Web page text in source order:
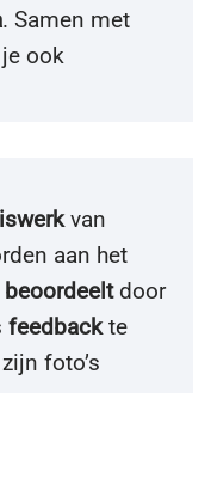
. Samen met
je ook
van
aan het
beoordeeltdoor
feedbackte
zijn foto’s